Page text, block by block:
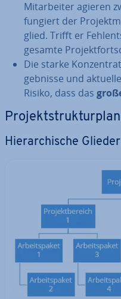
Mit­ar­bei­ter agieren
fungiert der
glied. Trifft er
gesamte
Die starke
geb­nis­se und
Risiko, dass das
Hier­ar­chi­sche